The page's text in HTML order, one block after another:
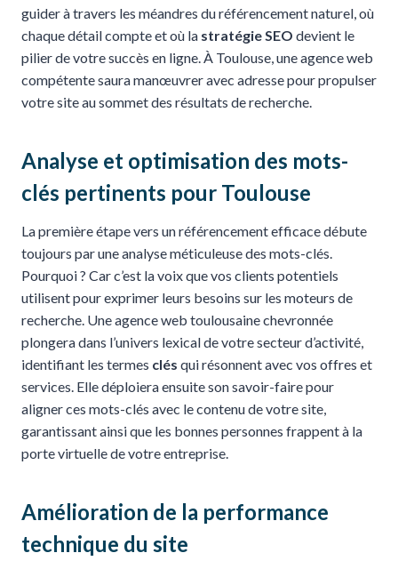
guider à travers les méandres du référencement naturel, où
chaque détail compte et où la stratégie SEO devient le
pilier de votre succès en ligne. À Toulouse, une agence web
compétente saura manœuvrer avec adresse pour propulser
votre site au sommet des résultats de recherche.
Analyse et optimisation des mots-
clés pertinents pour Toulouse
La première étape vers un référencement efficace débute
toujours par une analyse méticuleuse des mots-clés.
Pourquoi ? Car c’est la voix que vos clients potentiels
utilisent pour exprimer leurs besoins sur les moteurs de
recherche. Une agence web toulousaine chevronnée
plongera dans l’univers lexical de votre secteur d’activité,
identifiant les termes clés qui résonnent avec vos offres et
services. Elle déploiera ensuite son savoir-faire pour
aligner ces mots-clés avec le contenu de votre site,
garantissant ainsi que les bonnes personnes frappent à la
porte virtuelle de votre entreprise.
Amélioration de la performance
technique du site